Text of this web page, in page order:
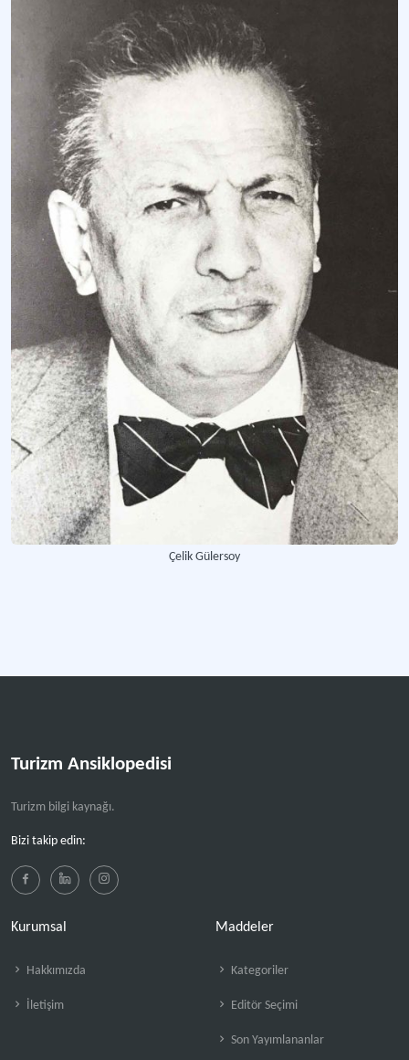
Çelik Gülersoy’un Kapalıçarşı ile ilgili yazdığı inceleme kitabı.
Touring Club Turc
Sivil toplum kuruluşu.
Türkiye’de Akademik Turizm Literatürünün Gelişimi
Türkiye’de turizm literatürünün gelişim evreleri.
Türkiye Turing ve Otomobil Kurumu (TTOK)
Türkiye Cumhuriyeti’nin turizm alanındaki ilk sivil toplum kuruluşu.
Türkiye Turing ve Otomobil Kurumu (TURİNG) Yayınları
Türkiye Turing ve Otomobil Kurumu'nun yayıncılık faaliyetleri
Türkiye Turing ve Otomobil Kurumu Yayınları
Türkiye Turing ve Otomobil Kurumu'nun yayımladığı yerli ve yabancı dilde
Daha fazla
Çelik Gülersoy
Turizm Ansiklopedisi
Turizm bilgi kaynağı.
Bizi takip edin:
Kurumsal
Hakkımızda
İletişim
Maddeler
Kategoriler
Editör Seçimi
Son Yayımlananlar